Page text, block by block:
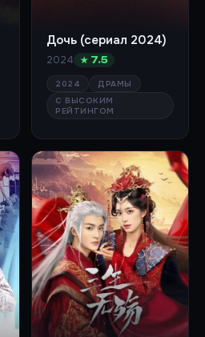
Дочь (сериал 2024)
2024 ★ 7.5
2024
ДРАМЫ
С ВЫСОКИМ
РЕЙТИНГОМ